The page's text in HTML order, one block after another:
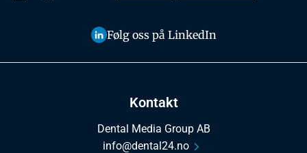
Kontakt
Dental Media Group AB
info@dental24.no
Følg oss på LinkedIn